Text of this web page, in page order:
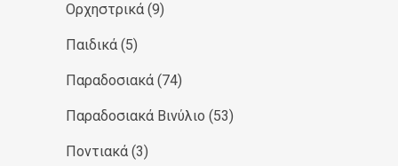
Ορχηστρικά (9)
Παιδικά (5)
Παραδοσιακά (74)
Παραδοσιακά Βινύλιο (53)
Ποντιακά (3)